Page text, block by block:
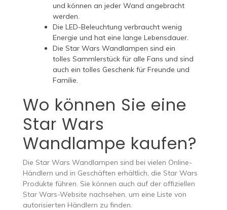
und können an jeder Wand angebracht
werden.
Die LED-Beleuchtung verbraucht wenig
Energie und hat eine lange Lebensdauer.
Die Star Wars Wandlampen sind ein
tolles Sammlerstück für alle Fans und sind
auch ein tolles Geschenk für Freunde und
Familie.
Wo können Sie eine
Star Wars
Wandlampe kaufen?
Die Star Wars Wandlampen sind bei vielen Online-
Händlern und in Geschäften erhältlich, die Star Wars
Produkte führen. Sie können auch auf der offiziellen
Star Wars-Website nachsehen, um eine Liste von
autorisierten Händlern zu finden.